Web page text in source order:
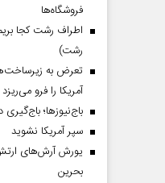
فروشگاه‌ها
اطراف رشت کجا
رشت)
تعرض به
آمریکا را فرو می‌ریزد
باج‌نیوزها؛
سپر آمریکا نشوید
یورش آرش‌های ارتش
بحرین